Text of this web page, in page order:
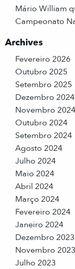
Mário William
Campeonato
Archives
Fevereiro 2026
Outubro 2025
Setembro 2025
Dezembro 2024
Novembro 2024
Outubro 2024
Setembro 2024
Agosto 2024
Julho 2024
Maio 2024
Abril 2024
Março 2024
Fevereiro 2024
Janeiro 2024
Dezembro 2023
Novembro 2023
Julho 2023